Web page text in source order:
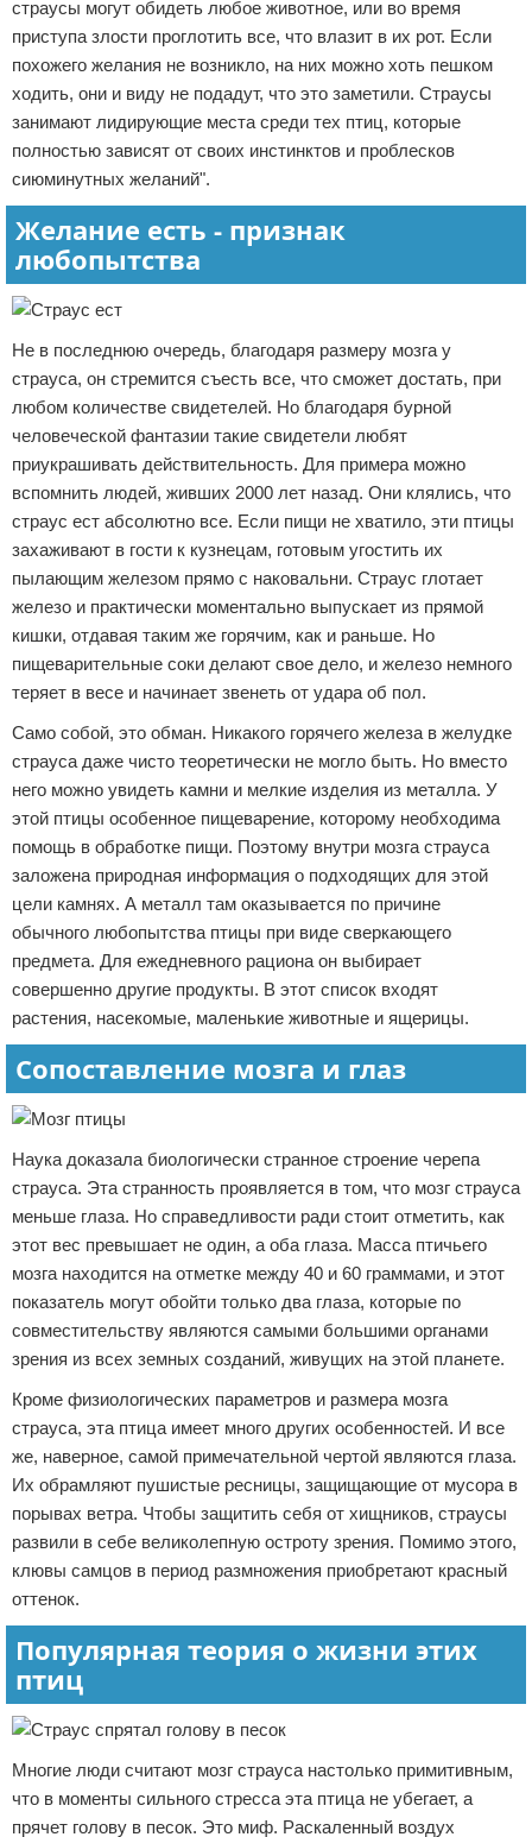
страусы могут обидеть любое животное, или во время
приступа злости проглотить все, что влазит в их рот. Если
похожего желания не возникло, на них можно хоть пешком
ходить, они и виду не подадут, что это заметили. Страусы
занимают лидирующие места среди тех птиц, которые
полностью зависят от своих инстинктов и проблесков
сиюминутных желаний".
Желание есть - признак
любопытства
Не в последнюю очередь, благодаря размеру мозга у
страуса, он стремится съесть все, что сможет достать, при
любом количестве свидетелей. Но благодаря бурной
человеческой фантазии такие свидетели любят
приукрашивать действительность. Для примера можно
вспомнить людей, живших 2000 лет назад. Они клялись, что
страус ест абсолютно все. Если пищи не хватило, эти птицы
захаживают в гости к кузнецам, готовым угостить их
пылающим железом прямо с наковальни. Страус глотает
железо и практически моментально выпускает из прямой
кишки, отдавая таким же горячим, как и раньше. Но
пищеварительные соки делают свое дело, и железо немного
теряет в весе и начинает звенеть от удара об пол.
Само собой, это обман. Никакого горячего железа в желудке
страуса даже чисто теоретически не могло быть. Но вместо
него можно увидеть камни и мелкие изделия из металла. У
этой птицы особенное пищеварение, которому необходима
помощь в обработке пищи. Поэтому внутри мозга страуса
заложена природная информация о подходящих для этой
цели камнях. А металл там оказывается по причине
обычного любопытства птицы при виде сверкающего
предмета. Для ежедневного рациона он выбирает
совершенно другие продукты. В этот список входят
растения, насекомые, маленькие животные и ящерицы.
Сопоставление мозга и глаз
Наука доказала биологически странное строение черепа
страуса. Эта странность проявляется в том, что мозг страуса
меньше глаза. Но справедливости ради стоит отметить, как
этот вес превышает не один, а оба глаза. Масса птичьего
мозга находится на отметке между 40 и 60 граммами, и этот
показатель могут обойти только два глаза, которые по
совместительству являются самыми большими органами
зрения из всех земных созданий, живущих на этой планете.
Кроме физиологических параметров и размера мозга
страуса, эта птица имеет много других особенностей. И все
же, наверное, самой примечательной чертой являются глаза.
Их обрамляют пушистые ресницы, защищающие от мусора в
порывах ветра. Чтобы защитить себя от хищников, страусы
развили в себе великолепную остроту зрения. Помимо этого,
клювы самцов в период размножения приобретают красный
оттенок.
Популярная теория о жизни этих
птиц
Многие люди считают мозг страуса настолько примитивным,
что в моменты сильного стресса эта птица не убегает, а
прячет голову в песок. Это миф. Раскаленный воздух